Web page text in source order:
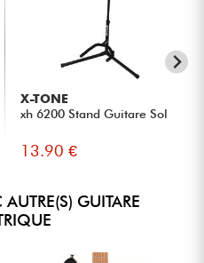
X-TONE
xh 6200 Stand Guitare Sol
13.90 €
GUITARE